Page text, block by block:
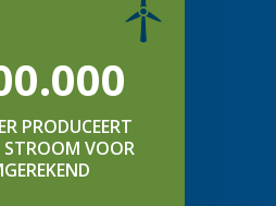
PRODUCEERT
STROOM VOOR